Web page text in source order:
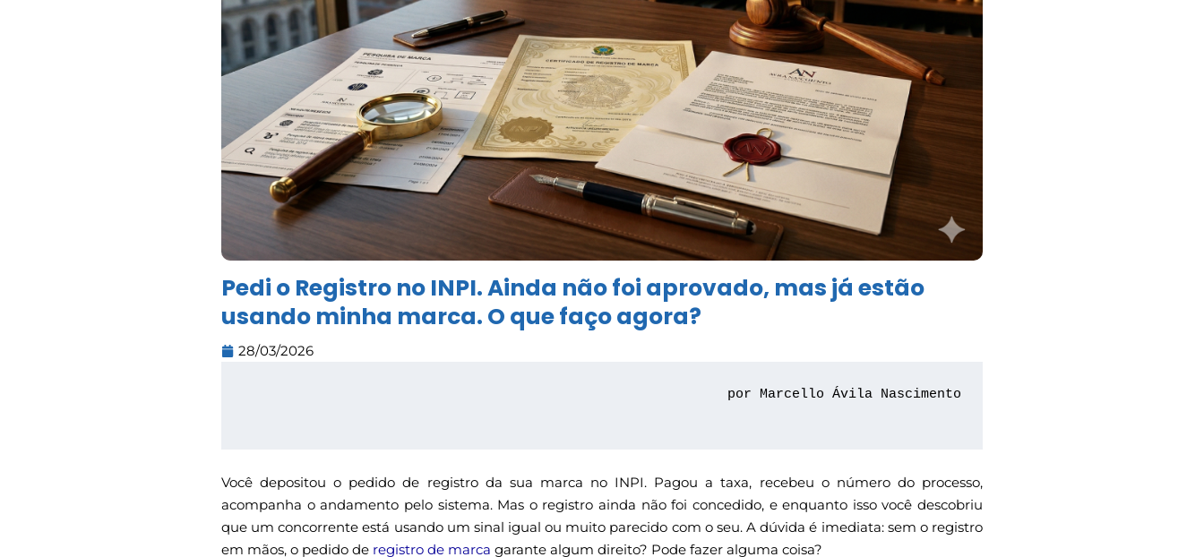
Pedi o Registro no INPI. Ainda não foi aprovado, mas já estão
usando minha marca. O que faço agora?
28/03/2026
por Marcello Ávila Nascimento
Você depositou o pedido de registro da sua marca no INPI. Pagou a taxa, recebeu o número do processo,
acompanha o andamento pelo sistema. Mas o registro ainda não foi concedido, e enquanto isso você descobriu
que um concorrente está usando um sinal igual ou muito parecido com o seu. A dúvida é imediata: sem o registro
em mãos, o pedido de registro de marca garante algum direito? Pode fazer alguma coisa?